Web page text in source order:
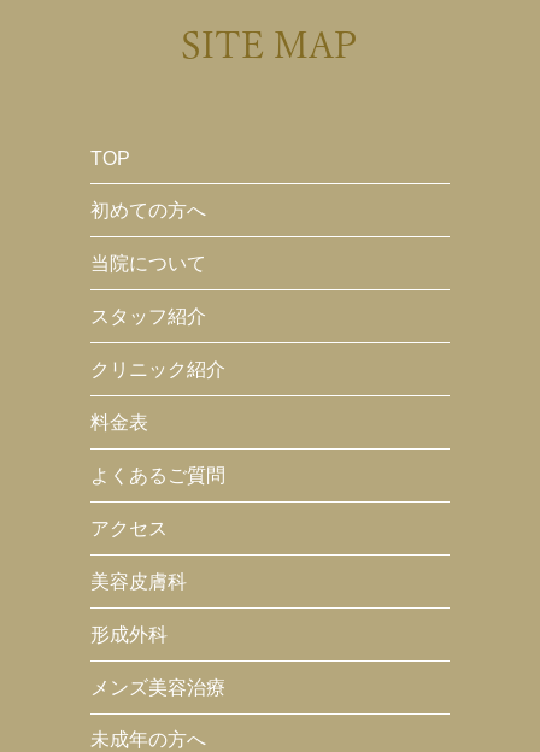
SITE MAP
TOP
初めての方へ
当院について
スタッフ紹介
クリニック紹介
料金表
よくあるご質問
アクセス
美容皮膚科
形成外科
メンズ美容治療
未成年の方へ